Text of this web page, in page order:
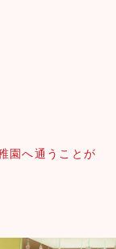
園へ通うことが